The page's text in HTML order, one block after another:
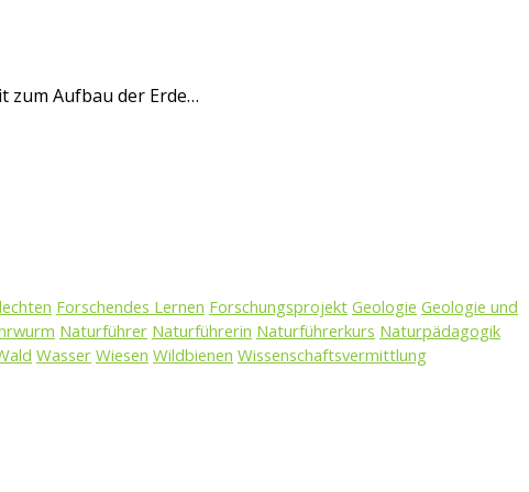
zum Aufbau der Erde…
Forschendes Lernen Forschungsprojekt Geologie Geologie und
Naturführer Naturführerin Naturführerkurs Naturpädagogik
Wasser Wiesen Wildbienen Wissenschaftsvermittlung